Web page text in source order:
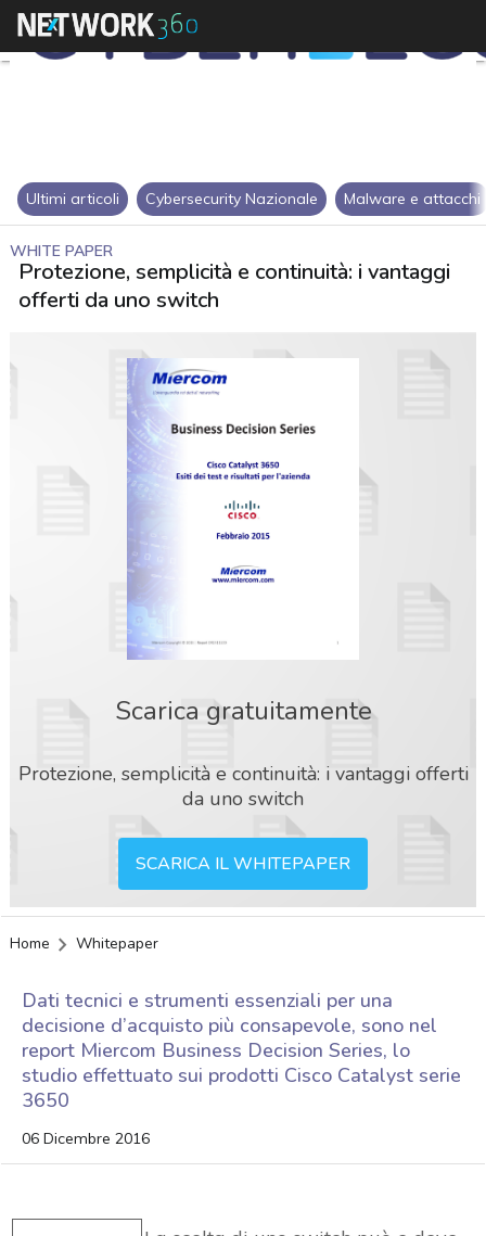
Ultimi articoli Cybersecurity Nazionale Malware e attacchi
WHITE PAPER
Protezione, semplicità e continuità: i vantaggi
offerti da uno switch
Scarica gratuitamente
Protezione, semplicità e continuità: i vantaggi offerti
da uno switch
SCARICA IL WHITEPAPER
Home Whitepaper
Dati tecnici e strumenti essenziali per una
decisione d’acquisto più consapevole, sono nel
report Miercom Business Decision Series, lo
studio effettuato sui prodotti Cisco Catalyst serie
3650
06 Dicembre 2016